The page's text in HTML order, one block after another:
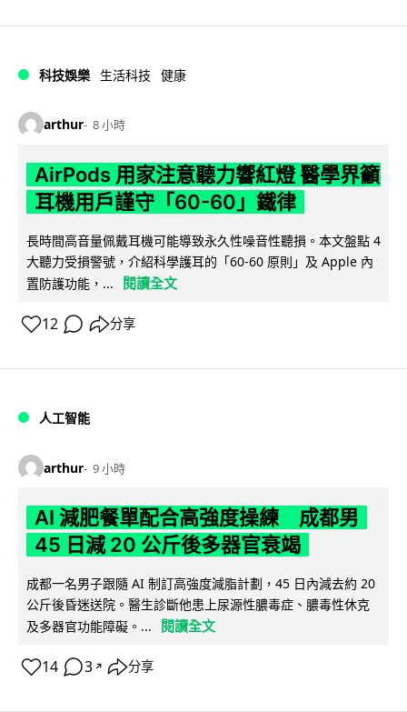
科技娛樂 生活科技 健康
arthur 8 小時
AirPods 用家注意聽力響紅燈 醫學界籲
耳機用戶謹守「60-60」鐵律
長時間高音量佩戴耳機可能導致永久性噪音性聽損。本文盤點 4
大聽力受損警號，介紹科學護耳的「60-60 原則」及 Apple 內
置防護功能，...
閱讀全文
12 分享
人工智能
arthur 9 小時
AI 減肥餐單配合高強度操練 成都男
45 日減 20 公斤後多器官衰竭
成都一名男子跟隨 AI 制訂高強度減脂計劃，45 日內減去約 20
公斤後昏迷送院。醫生診斷他患上尿源性膿毒症、膿毒性休克
及多器官功能障礙。...
閱讀全文
14 3 ↗ 分享